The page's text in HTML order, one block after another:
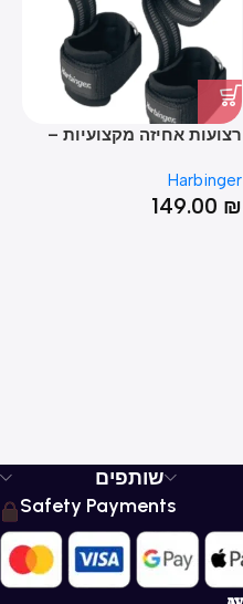
רצועות אחיזה מקצועיות –
STRAPS
Harbinger
149.00 ₪
שותפים
Safety Payments